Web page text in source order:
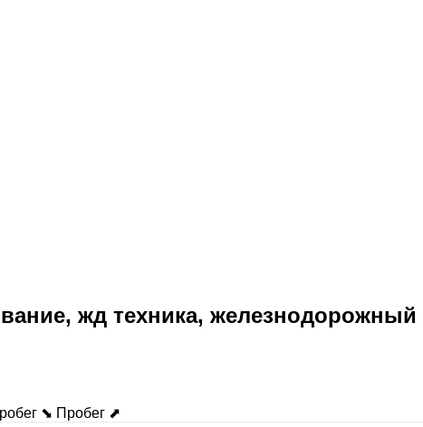
жд техника, железнодорожный
⬊ Пробег ⬈